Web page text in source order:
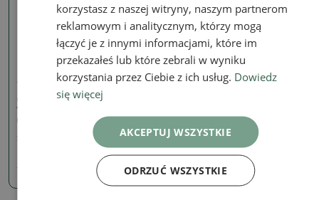
Ceramiczna miska bonsai
10 x 8,5 x 4 cm, kolor
różowy
33.74 zł
korzystasz z naszej witryny, naszym partnerom
reklamowym i analitycznym, którzy mogą
łączyć je z innymi informacjami, które im
przekazałeś lub które zebrali w wyniku
korzystania przez Ciebie z ich usług. Dowiedz
się więcej
AKCEPTUJ WSZYSTKIE
ODRZUĆ WSZYSTKIE